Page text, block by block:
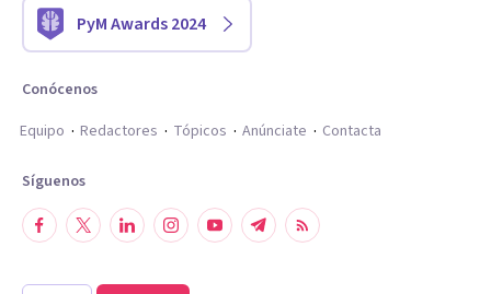
PyM Awards 2024
Conócenos
Equipo
Redactores Tópicos Anúnciate Contacta
Síguenos